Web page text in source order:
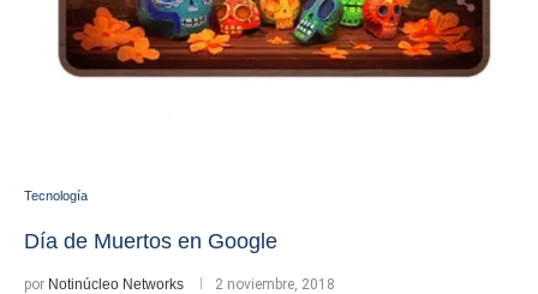
Tecnología
Día de Muertos en Google
por Notinúcleo Networks 2 noviembre, 2018